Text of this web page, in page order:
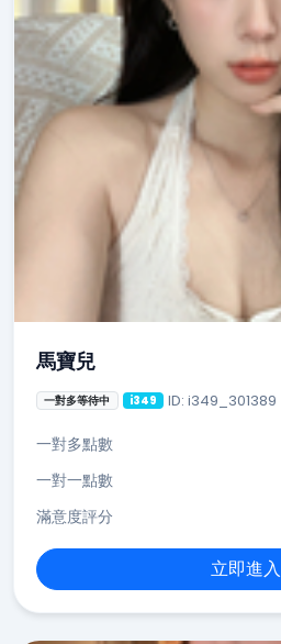
馬寶兒
一對多等待中 i349 ID: i349_301389
一對多點數
一對一點數
滿意度評分
立即進入